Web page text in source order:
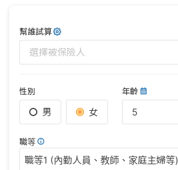
幫誰試算
選擇被保險人
性別
男 女
年齡
職等
職等1 (內勤人員、教師、家庭主婦等)